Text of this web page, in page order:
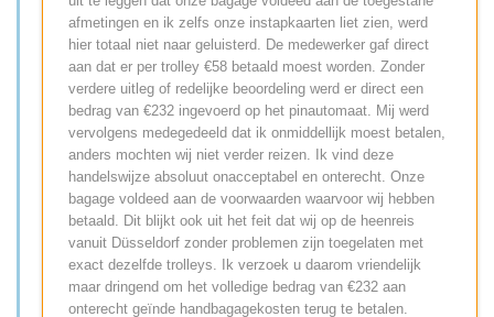
afmetingen en ik zelfs onze instapkaarten liet zien, werd
hier totaal niet naar geluisterd. De medewerker gaf direct
aan dat er per trolley €58 betaald moest worden. Zonder
verdere uitleg of redelijke beoordeling werd er direct een
bedrag van €232 ingevoerd op het pinautomaat. Mij werd
vervolgens medegedeeld dat ik onmiddellijk moest betalen,
anders mochten wij niet verder reizen. Ik vind deze
handelswijze absoluut onacceptabel en onterecht. Onze
bagage voldeed aan de voorwaarden waarvoor wij hebben
betaald. Dit blijkt ook uit het feit dat wij op de heenreis
vanuit Düsseldorf zonder problemen zijn toegelaten met
exact dezelfde trolleys. Ik verzoek u daarom vriendelijk
maar dringend om het volledige bedrag van €232 aan
onterecht geïnde handbagagekosten terug te betalen.